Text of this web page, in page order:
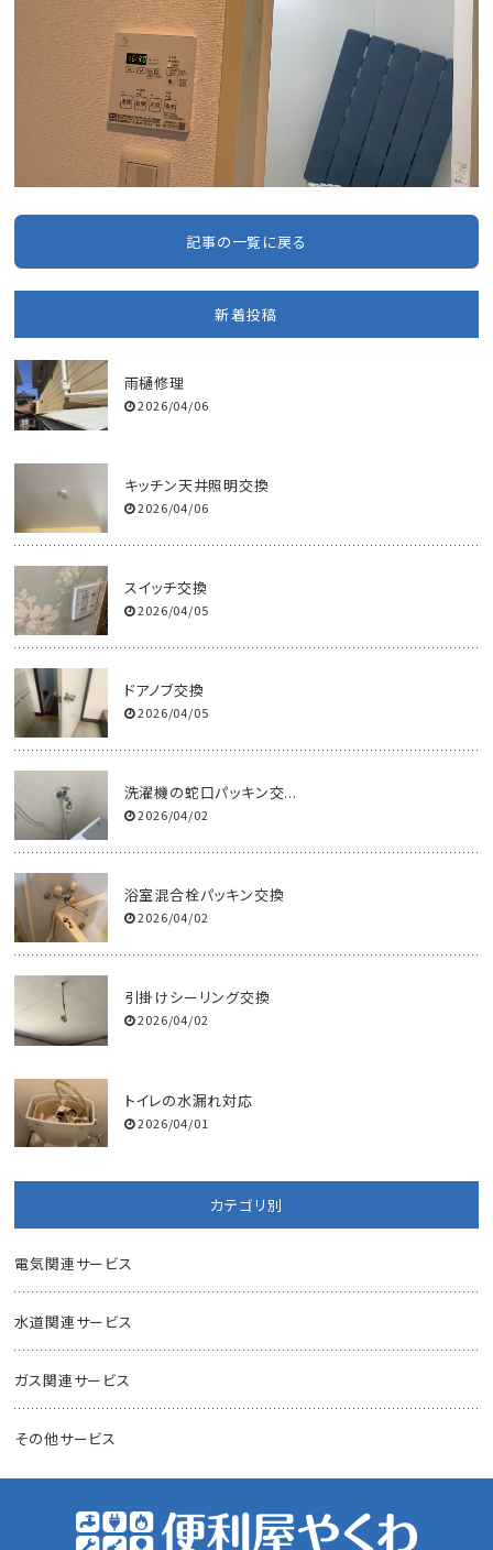
記事の一覧に戻る
新着投稿
雨樋修理
2026/04/06
キッチン天井照明交換
2026/04/06
スイッチ交換
2026/04/05
ドアノブ交換
2026/04/05
洗濯機の蛇口パッキン交...
2026/04/02
浴室混合栓パッキン交換
2026/04/02
引掛けシーリング交換
2026/04/02
トイレの水漏れ対応
2026/04/01
カテゴリ別
電気関連サービス
水道関連サービス
ガス関連サービス
その他サービス